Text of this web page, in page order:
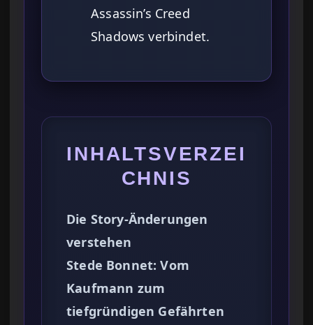
Assassin’s Creed
Shadows verbindet.
INHALTSVERZEI
CHNIS
Die Story-Änderungen
verstehen
Stede Bonnet: Vom
Kaufmann zum
tiefgründigen Gefährten